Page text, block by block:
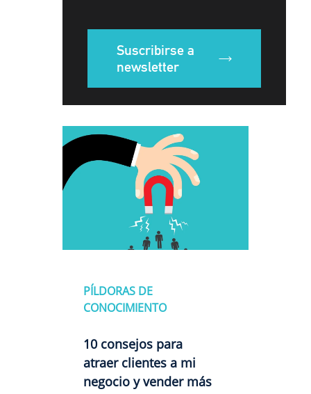
PÍLDORAS DE
CONOCIMIENTO
10 consejos para
atraer clientes a mi
negocio y vender más
Suscribirse a
newsletter